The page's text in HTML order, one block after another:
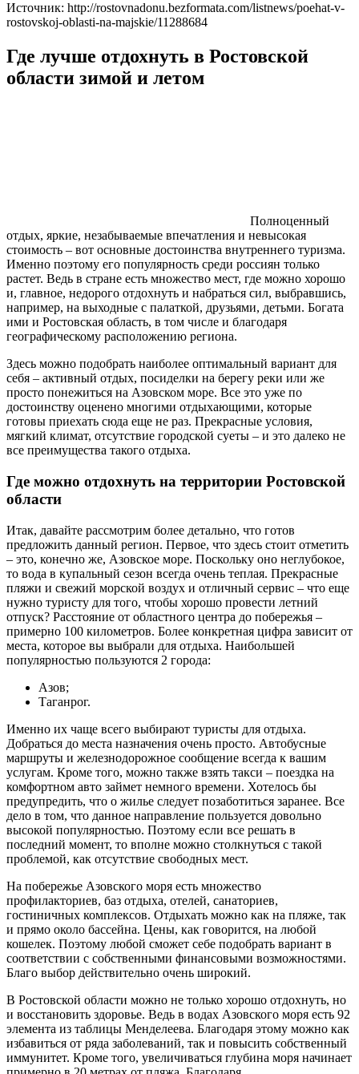
Источник: http://rostovnadonu.bezformata.com/listnews/poehat-v-
rostovskoj-oblasti-na-majskie/11288684
Где лучше отдохнуть в Ростовской
области зимой и летом
Полноценный
отдых, яркие, незабываемые впечатления и невысокая
стоимость – вот основные достоинства внутреннего туризма.
Именно поэтому его популярность среди россиян только
растет. Ведь в стране есть множество мест, где можно хорошо
и, главное, недорого отдохнуть и набраться сил, выбравшись,
например, на выходные с палаткой, друзьями, детьми. Богата
ими и Ростовская область, в том числе и благодаря
географическому расположению региона.
Здесь можно подобрать наиболее оптимальный вариант для
себя – активный отдых, посиделки на берегу реки или же
просто понежиться на Азовском море. Все это уже по
достоинству оценено многими отдыхающими, которые
готовы приехать сюда еще не раз. Прекрасные условия,
мягкий климат, отсутствие городской суеты – и это далеко не
все преимущества такого отдыха.
Где можно отдохнуть на территории Ростовской
области
Итак, давайте рассмотрим более детально, что готов
предложить данный регион. Первое, что здесь стоит отметить
– это, конечно же, Азовское море. Поскольку оно неглубокое,
то вода в купальный сезон всегда очень теплая. Прекрасные
пляжи и свежий морской воздух и отличный сервис – что еще
нужно туристу для того, чтобы хорошо провести летний
отпуск? Расстояние от областного центра до побережья –
примерно 100 километров. Более конкретная цифра зависит от
места, которое вы выбрали для отдыха. Наибольшей
популярностью пользуются 2 города:
Азов;
Таганрог.
Именно их чаще всего выбирают туристы для отдыха.
Добраться до места назначения очень просто. Автобусные
маршруты и железнодорожное сообщение всегда к вашим
услугам. Кроме того, можно также взять такси – поездка на
комфортном авто займет немного времени. Хотелось бы
предупредить, что о жилье следует позаботиться заранее. Все
дело в том, что данное направление пользуется довольно
высокой популярностью. Поэтому если все решать в
последний момент, то вполне можно столкнуться с такой
проблемой, как отсутствие свободных мест.
На побережье Азовского моря есть множество
профилакториев, баз отдыха, отелей, санаториев,
гостиничных комплексов. Отдыхать можно как на пляже, так
и прямо около бассейна. Цены, как говорится, на любой
кошелек. Поэтому любой сможет себе подобрать вариант в
соответствии с собственными финансовыми возможностями.
Благо выбор действительно очень широкий.
В Ростовской области можно не только хорошо отдохнуть, но
и восстановить здоровье. Ведь в водах Азовского моря есть 92
элемента из таблицы Менделеева. Благодаря этому можно как
избавиться от ряда заболеваний, так и повысить собственный
иммунитет. Кроме того, увеличиваться глубина моря начинает